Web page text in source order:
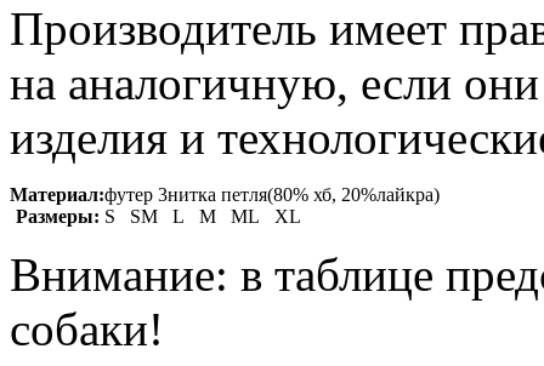
Производитель имеет
на аналогичную, если
изделия и
Материал:футер 3нитка петля(80% хб, 20%лайкра)
Размеры: S SM L M ML XL
Внимание: в таблице
собаки!